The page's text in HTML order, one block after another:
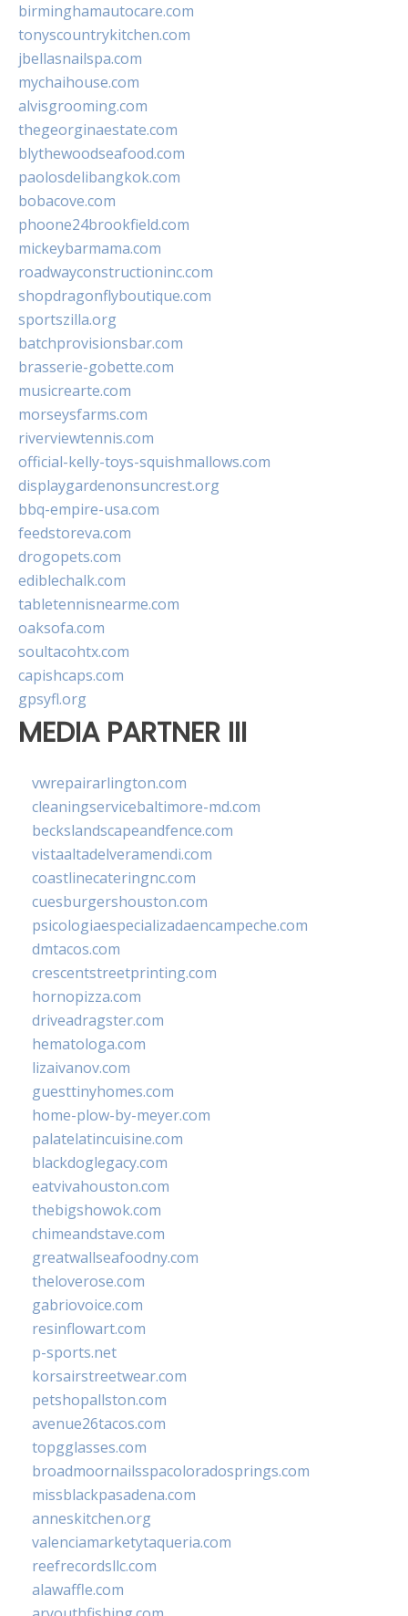
birminghamautocare.com
tonyscountrykitchen.com
jbellasnailspa.com
mychaihouse.com
alvisgrooming.com
thegeorginaestate.com
blythewoodseafood.com
paolosdelibangkok.com
bobacove.com
phoone24brookfield.com
mickeybarmama.com
roadwayconstructioninc.com
shopdragonflyboutique.com
sportszilla.org
batchprovisionsbar.com
brasserie-gobette.com
musicrearte.com
morseysfarms.com
riverviewtennis.com
official-kelly-toys-squishmallows.com
displaygardenonsuncrest.org
bbq-empire-usa.com
feedstoreva.com
drogopets.com
ediblechalk.com
tabletennisnearme.com
oaksofa.com
soultacohtx.com
capishcaps.com
gpsyfl.org
MEDIA PARTNER III
vwrepairarlington.com
cleaningservicebaltimore-md.com
beckslandscapeandfence.com
vistaaltadelveramendi.com
coastlinecateringnc.com
cuesburgershouston.com
psicologiaespecializadaencampeche.com
dmtacos.com
crescentstreetprinting.com
hornopizza.com
driveadragster.com
hematologa.com
lizaivanov.com
guesttinyhomes.com
home-plow-by-meyer.com
palatelatincuisine.com
blackdoglegacy.com
eatvivahouston.com
thebigshowok.com
chimeandstave.com
greatwallseafoodny.com
theloverose.com
gabriovoice.com
resinflowart.com
p-sports.net
korsairstreetwear.com
petshopallston.com
avenue26tacos.com
topgglasses.com
broadmoornailsspacoloradosprings.com
missblackpasadena.com
anneskitchen.org
valenciamarketytaqueria.com
reefrecordsllc.com
alawaffle.com